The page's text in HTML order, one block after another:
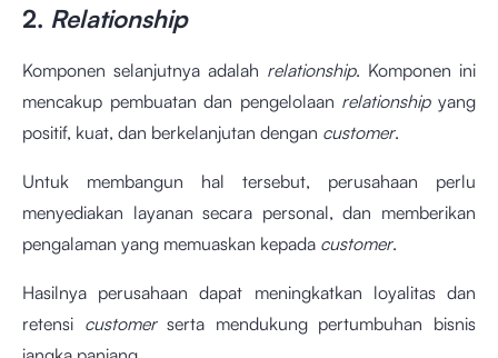
2. Relationship
Komponen selanjutnya adalah relationship. Komponen ini
mencakup pembuatan dan pengelolaan relationshipyang
positif, kuat, dan berkelanjutan dengan customer.
Untuk membangun hal tersebut, perusahaan perlu
menyediakan layanan secara personal, dan memberikan
pengalaman yang memuaskan kepada customer.
Hasilnya perusahaan dapat meningkatkan loyalitas dan
retensi customerserta mendukung pertumbuhan bisnis